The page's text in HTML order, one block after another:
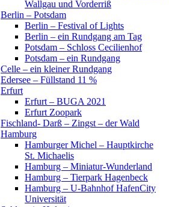
Wallgau und Vorderriß
Berlin – Potsdam
Berlin – Festival of Lights
Berlin – ein Rundgang am Tag
Potsdam – Schloss Cecilienhof
Potsdam – ein Rundgang
Celle – ein kleiner Rundgang
Edersee – Füllstand 11 %
Erfurt
Erfurt – BUGA 2021
Erfurt Zoopark
Fischland- Darß – Zingst – der Wald
Hamburg
Hamburger Michel – Hauptkirche
St. Michaelis
Hamburg – Miniatur-Wunderland
Hamburg – Tierpark Hagenbeck
Hamburg – U-Bahnhof HafenCity
Universität